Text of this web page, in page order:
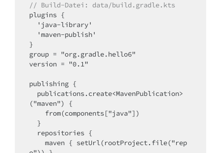
// Build-Datei: data/build.gradle.kts
plugins {
}
group = "org.gradle.hello6"
version = "0.1"
publishing {
("maven") {